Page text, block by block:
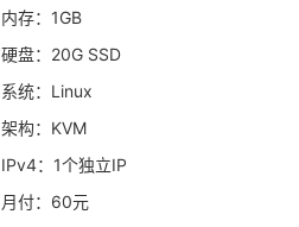
内存：1GB
硬盘：20G SSD
系统：Linux
架构：KVM
IPv4：1个独立IP
月付：60元